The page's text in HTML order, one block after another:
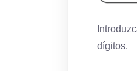
dígitos.